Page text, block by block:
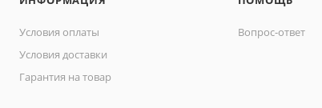
Условия оплаты
Условия доставки
Гарантия на товар
Вопрос-ответ